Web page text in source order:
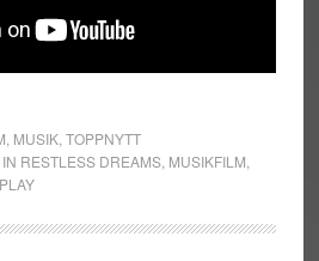
MUSIK, TOPPNYTT
IN RESTLESS DREAMS, MUSIKFILM